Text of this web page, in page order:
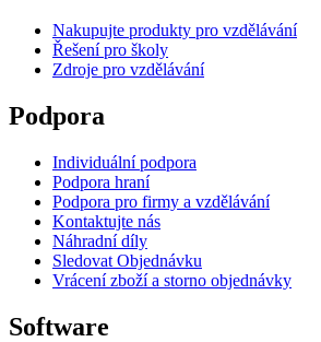
Nakupujte produkty pro vzdělávání
Řešení pro školy
Zdroje pro vzdělávání
Podpora
Individuální podpora
Podpora hraní
Podpora pro firmy a vzdělávání
Kontaktujte nás
Náhradní díly
Sledovat Objednávku
Vrácení zboží a storno objednávky
Software